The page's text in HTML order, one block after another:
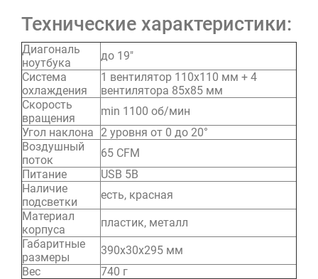
Технические характеристики:
Диагональ
ноутбука
до 19"
Система
охлаждения
1 вентилятор 110х110 мм + 4
вентилятора 85х85 мм
Скорость
вращения
min 1100 об/мин
Угол наклона
2 уровня от 0 до 20°
Воздушный
поток
65 CFM
Питание
USB 5В
Наличие
подсветки
есть, красная
Материал
корпуса
пластик, металл
Габаритные
размеры
390х30х295 мм
Вес
740 г